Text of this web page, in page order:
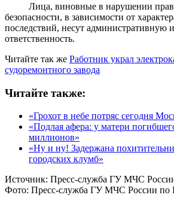
Лица, виновные в нарушении
безопасности, в зависимости от
последствий, несут административную
ответственность.
Читайте так же Работник украл
судоремонтного завода
Читайте также:
«Грохот в небе потряс сегодня
«Подлая афера: у матери
миллионов»
«Ну и ну! Задержана
городских клумб»
Источник: Пресс-служба ГУ МЧС
Фото: Пресс-служба ГУ МЧС России по